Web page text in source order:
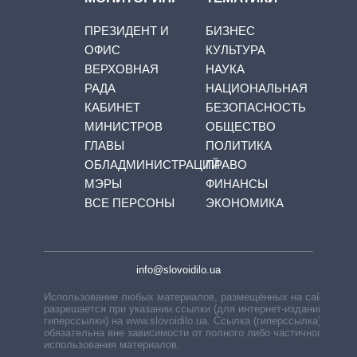
ПРЕЗИДЕНТ И
ОФИС
ВЕРХОВНАЯ
РАДА
КАБИНЕТ
МИНИСТРОВ
ГЛАВЫ
ОБЛАДМИНИСТРАЦИЙ
МЭРЫ
ВСЕ ПЕРСОНЫ
БИЗНЕС
КУЛЬТУРА
НАУКА
НАЦИОНАЛЬНАЯ
БЕЗОПАСНОСТЬ
ОБЩЕСТВО
ПОЛИТИКА
ПРАВО
ФИНАНСЫ
ЭКОНОМИКА
info@slovoidilo.ua
Использование любых материалов, размещённых на сайте,
разрешается при указании ссылки (для интернет-изданий —
гиперссылки) на www.slovoidilo.ua. Ссылка (гиперссылка)
обязательна вне зависимости от полного либо частичного
использования материалов.